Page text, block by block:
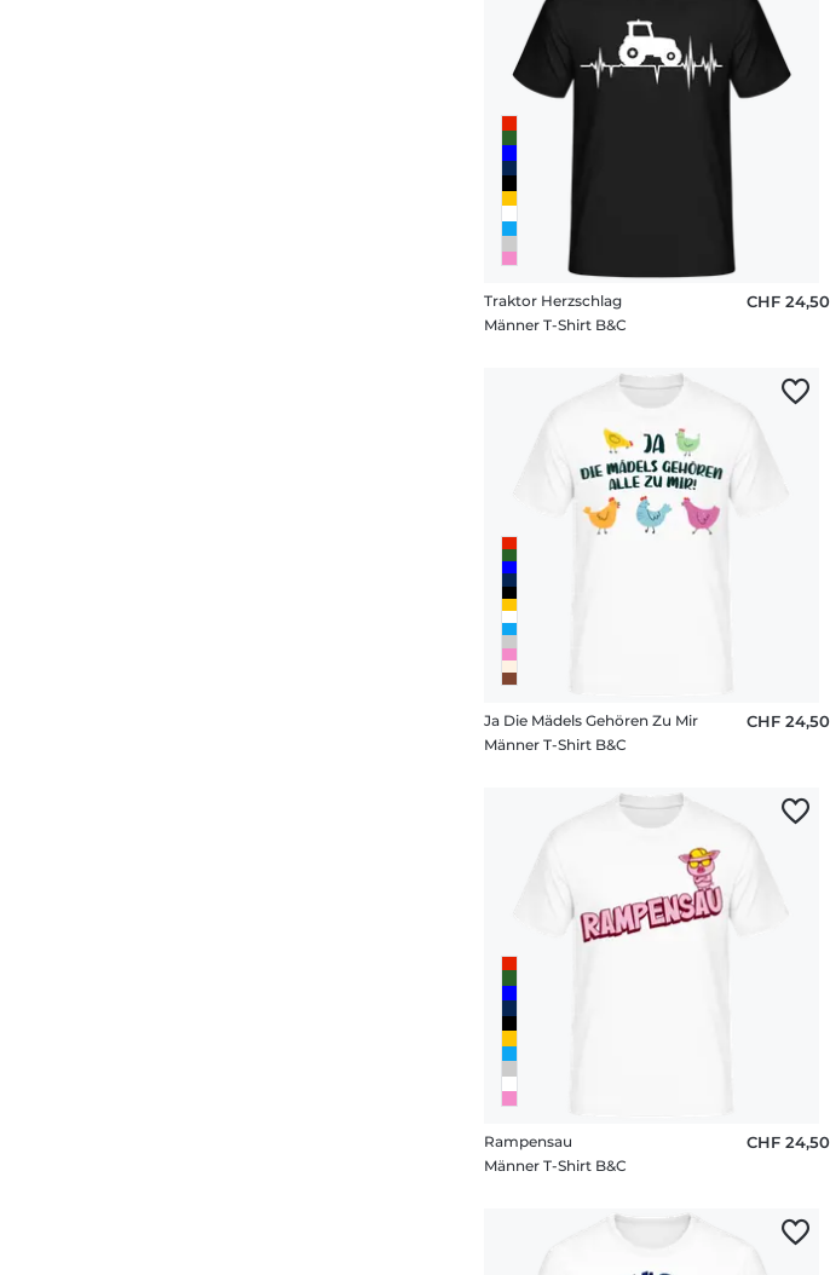
Traktor Herzschlag
Männer T-Shirt B&C
CHF 24,50
Ja Die Mädels Gehören Zu Mir
Männer T-Shirt B&C
CHF 24,50
Rampensau
Männer T-Shirt B&C
CHF 24,50